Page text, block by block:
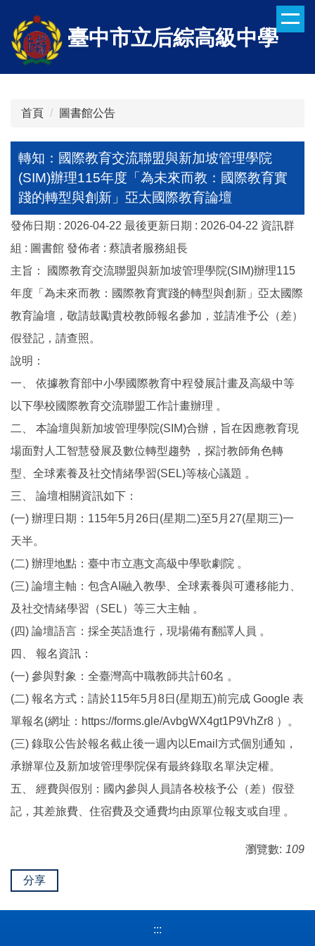
到
主
臺中市立后綜高級中學
首頁 圖書館公告
轉知：國際教育交流聯盟與新加坡管理學院
(SIM)辦理115年度「為未來而教：國際教育實
踐的轉型與創新」亞太國際教育論壇
發佈日期 : 2026-04-22 最後更新日期 : 2026-04-22 資訊群
組 : 圖書館 發佈者 : 蔡讀者服務組長
主旨： 國際教育交流聯盟與新加坡管理學院(SIM)辦理115
年度「為未來而教：國際教育實踐的轉型與創新」亞太國際
教育論壇，敬請鼓勵貴校教師報名參加，並請准予公（差）
假登記，請查照。
說明：
一、 依據教育部中小學國際教育中程發展計畫及高級中等
以下學校國際教育交流聯盟工作計畫辦理 。
二、 本論壇與新加坡管理學院(SIM)合辦，旨在因應教育現
場面對人工智慧發展及數位轉型趨勢 ，探討教師角色轉
型、全球素養及社交情緒學習(SEL)等核心議題 。
三、 論壇相關資訊如下：
(一) 辦理日期：115年5月26日(星期二)至5月27(星期三)一
天半。
(二) 辦理地點：臺中市立惠文高級中學歌劇院 。
(三) 論壇主軸：包含AI融入教學、全球素養與可遷移能力、
及社交情緒學習（SEL）等三大主軸 。
(四) 論壇語言：採全英語進行，現場備有翻譯人員 。
四、 報名資訊：
(一) 參與對象：全臺灣高中職教師共計60名 。
(二) 報名方式：請於115年5月8日(星期五)前完成 Google 表
單報名(網址：https://forms.gle/AvbgWX4gt1P9VhZr8 ）。
(三) 錄取公告於報名截止後一週內以Email方式個別通知，
承辦單位及新加坡管理學院保有最終錄取名單決定權。
五、 經費與假別：國內參與人員請各校核予公（差）假登
記，其差旅費、住宿費及交通費均由原單位報支或自理 。
瀏覽數: 109
分享
:::